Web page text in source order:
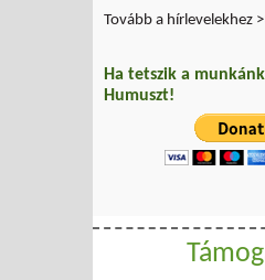
Tovább a hírlevelekhez
Ha tetszik a
Humuszt!